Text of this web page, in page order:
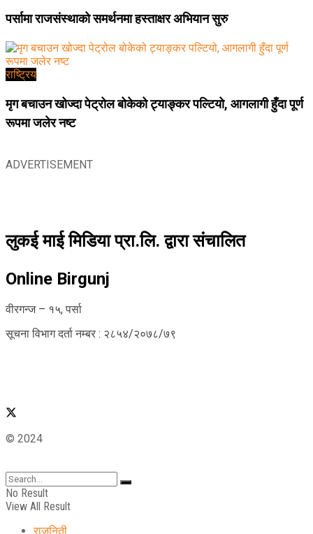
पर्सामा राजसंस्थाको समर्थनमा हस्ताक्षर अभियान सुरु
राष्ट्रिय
मृग बचाउन खोज्दा पेट्रोल बोकेको ट्याङ्कर पल्टियो, आगलागी हुँदा पूर्ण
रूपमा जलेर नष्ट
ADVERTISEMENT
लुकई माई मिडिया प्रा.लि. द्वारा संचालित
Online Birgunj
वीरगन्ज – १५, पर्सा
सूचना विभाग दर्ता नम्बर : २८५४/२०७८/७९
© 2024
No Result
View All Result
राजनिती